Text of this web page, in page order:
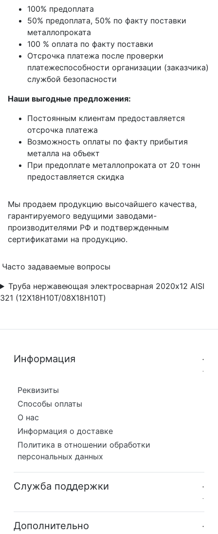
100% предоплата
50% предоплата, 50% по факту поставки
металлопроката
100 % оплата по факту поставки
Отсрочка платежа после проверки
платежеспособности организации (заказчика)
службой безопасности
Наши выгодные предложения:
Постоянным клиентам предоставляется
отсрочка платежа
Возможность оплаты по факту прибытия
металла на объект
При предоплате металлопроката от 20 тонн
предоставляется скидка
Мы продаем продукцию высочайшего качества,
гарантируемого ведущими заводами-
производителями РФ и подтвержденным
сертификатами на продукцию.
Часто задаваемые вопросы
Труба нержавеющая электросварная 2020х12 AISI
321 (12Х18Н10Т/08Х18Н10Т)
Информация
Реквизиты
Способы оплаты
О нас
Информация о доставке
Политика в отношении обработки
персональных данных
Служба поддержки
Дополнительно